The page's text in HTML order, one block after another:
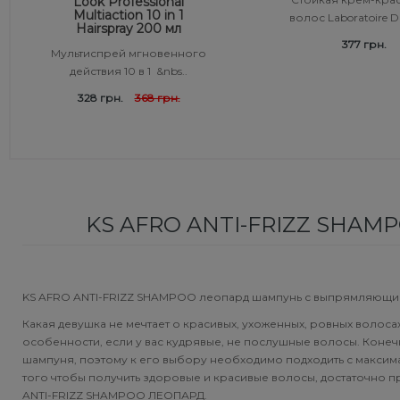
Multiaction 10 in 1
Hairspray 200 мл
Мультиспрей мгновенного
действия 10 в 1 &nbs..
328 грн.
368 грн.
волос Laboratoire
377 грн.
KS AFRO ANTI-FRIZZ
KS AFRO ANTI-FRIZZ SHAMPOO леопард шампунь с
Какая девушка не мечтает о красивых, ухоженных, ровных
особенности, если у вас кудрявые, не послушные волосы.
шампуня, поэтому к его выбору необходимо подходить с
того чтобы получить здоровые и красивые волосы, достаточно
ANTI-FRIZZ SHAMPOO ЛЕОПАРД.
Средства от перхоти
Сыворотка, флюид для волос
Subtil Color Lab Instant Detox - Серия детокс для кожи
головы
Subtil Color Lab Maitrise Parfaite – Серия для кучерявых
Subtil Color Lab Volume Intense – Серия для объема
Subtil Design - Серия стайлинг и нежный уход
Subtil Design Lab - Серия для максимального
сохранения цвета волос
Revlon Professional
Schwarzkopf Professional
Technique
Termix
Tico Professional